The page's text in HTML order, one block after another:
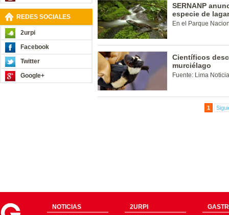
REDES SOCIALES
2urpi
Facebook
Twitter
Google+
SERNANP
especie de
En el Parque
Científicos
murciélago
Fuente: Lima
1
NOTICIAS
2URPI